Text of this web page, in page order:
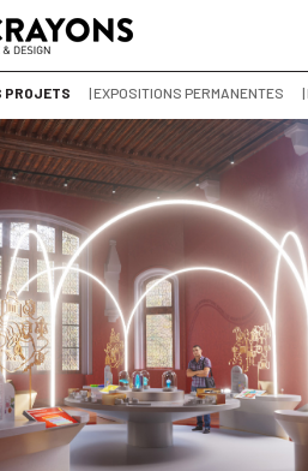
PROJETS | EXPOSITIONS PERMANENTES |